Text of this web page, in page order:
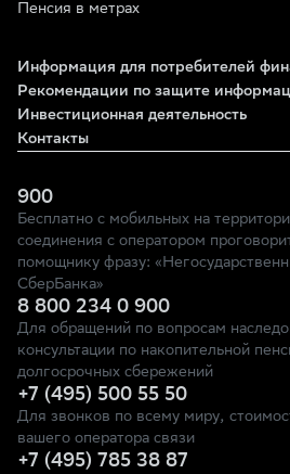
Пенсия в метрах
Информация для потребителей
Рекомендации по защите
Инвестиционная деятельность
Контакты
900
Бесплатно с мобильных на
соединения с оператором
помощнику фразу:
СберБанка»
8 800 234 0 900
Для обращений по вопросам
консультации по накопительной
долгосрочных сбережений
+7 (495) 500 55 50
Для звонков по всему миру,
вашего оператора связи
+7 (495) 785 38 87